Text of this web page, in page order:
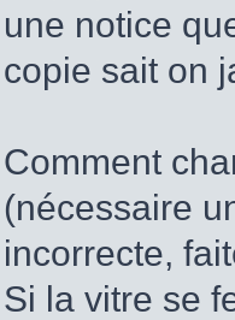
une notice
copie sait on
Comment
(nécessaire
incorrecte,
Si la vitre se